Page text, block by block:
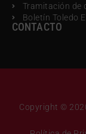
Tramitación de
Boletín Toledo
CONTACTO
Copyright ©